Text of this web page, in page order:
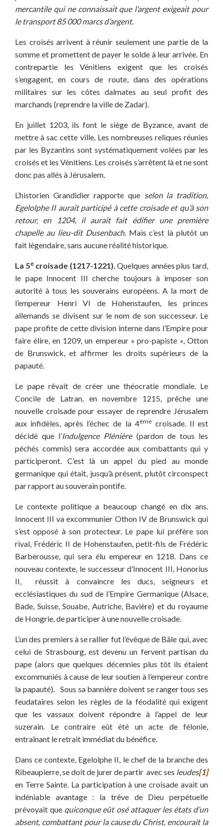
mercantile qui ne connaissait que l’argent exigeait pour
le transport 85 000 marcs d’argent.
Les croisés arrivent à réunir seulement une partie de la
somme et promettent de payer le solde à leur arrivée. En
contrepartie les Vénitiens exigent que les croisés
s’engagent, en cours de route, dans des opérations
militaires sur les côtes dalmates au seul profit des
marchands (reprendre la ville de Zadar).
En juillet 1203, ils font le siège de Byzance, avant de
mettre à sac cette ville. Les nombreuses reliques réunies
par les Byzantins sont systématiquement volées par les
croisés et les Vénitiens. Les croisés s’arrêtent là et ne sont
donc pas allés à Jérusalem.
L’historien Grandidier rapporte que selon la tradition,
Egelolphe II aurait participé à cette croisade et qu’à son
retour, en 1204, il aurait fait édifier une première
chapelle au lieu-dit Dusenbach. Mais c’est là plutôt un
fait légendaire, sans aucune réalité historique.
La 5ecroisade (1217-1221).Quelques années plus tard,
le pape Innocent III cherche toujours à imposer son
autorité à tous les souverains européens. A la mort de
l’empereur Henri VI de Hohenstaufen, les princes
allemands se divisent sur le nom de son successeur. Le
pape profite de cette division interne dans l’Empire pour
faire élire, en 1209, un empereur « pro-papiste », Otton
de Brunswick, et affirmer les droits supérieurs de la
papauté.
Le pape rêvait de créer une théocratie mondiale. Le
Concile de Latran, en novembre 1215, prêche une
nouvelle croisade pour essayer de reprendre Jérusalem
aux infidèles, après l’échec de la 4èmecroisade. Il est
décidé que l’Indulgence Plénière (pardon de tous les
péchés commis) sera accordée aux combattants qui y
participeront. C’est là un appel du pied au monde
germanique qui était, jusqu’à présent, plutôt circonspect
par rapport au souverain pontife.
Le contexte politique a beaucoup changé en dix ans.
Innocent III va excommunier Othon IV de Brunswick qui
s’est opposé à son protecteur. Le pape lui préfère son
rival, Frédéric II de Hohenstaufen, petit-fils de Frédéric
Barberousse, qui sera élu empereur en 1218. Dans ce
nouveau contexte, le successeur d’Innocent III, Honorius
II, réussit à convaincre les ducs, seigneurs et
ecclésiastiques du sud de l’Empire Germanique (Alsace,
Bade, Suisse, Souabe, Autriche, Bavière) et du royaume
de Hongrie, de participer à une nouvelle croisade.
L’un des premiers à se rallier fut l’évêque de Bâle qui, avec
celui de Strasbourg, est devenu un fervent partisan du
pape (alors que quelques décennies plus tôt ils étaient
excommuniés à cause de leur soutien à l’empereur contre
la papauté). Sous sa bannière doivent se ranger tous ses
feudataires selon les règles de la féodalité qui exigent
que les vassaux doivent répondre à l’appel de leur
suzerain. Le contraire eût été un acte de félonie,
entraînant le retrait immédiat du bénéfice.
Dans ce contexte, Egelolphe II, le chef de la branche des
Ribeaupierre, se doit de jurer de partir avec ses leudes[1]
en Terre Sainte. La participation à une croisade avait un
indéniable avantage : la trêve de Dieu perpétuelle
prévoyait que quiconque eût osé attaquer les états d’un
absent, combattant pour la cause du Christ, encourait la